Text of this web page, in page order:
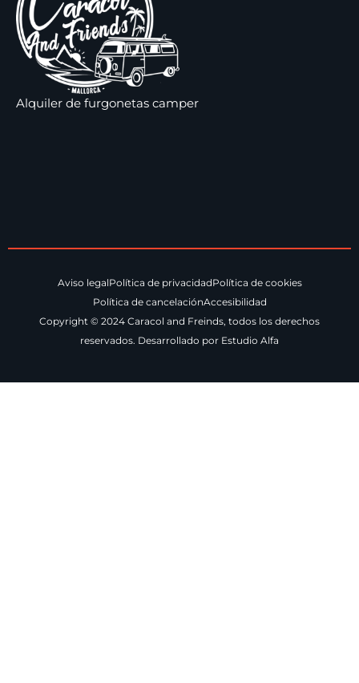
Alquiler de furgonetas camper
Aviso legalPolítica de privacidadPolítica de cookies
Política de cancelaciónAccesibilidad
Copyright © 2024 Caracol and Freinds, todos los derechos
reservados. Desarrollado por Estudio Alfa